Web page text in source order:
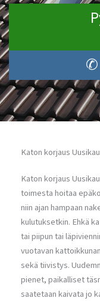
✆
Katon korjaus
Katon korjaus
toimesta hoitaa
niin ajan hampaan
kulutuksetkin. Ehkä
tai piipun tai
vuotavan
sekä tiivistys.
pienet, paikalliset
saatetaan kaivata jo